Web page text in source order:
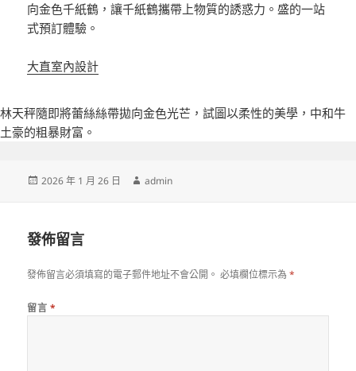
向金色千紙鶴，讓千紙鶴攜帶上物質的誘惑力。盛的一站
式預訂體驗。
大直室內設計
林天秤隨即將蕾絲絲帶拋向金色光芒，試圖以柔性的美學，中和牛
土豪的粗暴財富。
發
2026 年 1 月 26 日
作
admin
發佈留言
發佈留言必須填寫的電子郵件地址不會公開。 必填欄位標示為*
留言 *